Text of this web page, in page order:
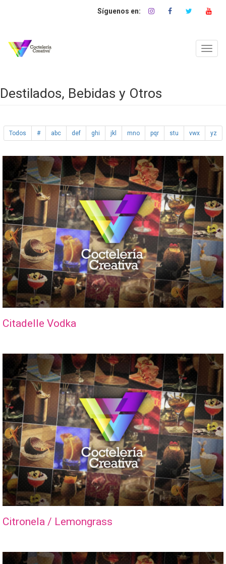
Destilados, Bebidas y Otros
Todos # abc def ghi jkl mno pqr stu vwx yz
Citadelle Vodka
Citronela / Lemongrass